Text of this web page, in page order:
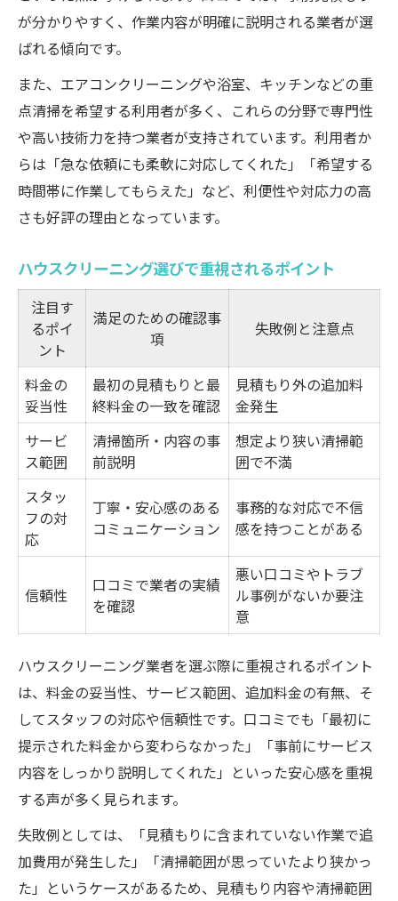
が分かりやすく、作業内容が明確に説明される業者が選
ばれる傾向です。
また、エアコンクリーニングや浴室、キッチンなどの重
点清掃を希望する利用者が多く、これらの分野で専門性
や高い技術力を持つ業者が支持されています。利用者か
らは「急な依頼にも柔軟に対応してくれた」「希望する
時間帯に作業してもらえた」など、利便性や対応力の高
さも好評の理由となっています。
ハウスクリーニング選びで重視されるポイント
注目す
るポイ
ント
満足のための確認事
項
失敗例と注意点
料金の
妥当性
最初の見積もりと最
終料金の一致を確認
見積もり外の追加料
金発生
サービ
ス範囲
清掃箇所・内容の事
前説明
想定より狭い清掃範
囲で不満
スタッ
フの対
応
丁寧・安心感のある
コミュニケーション
事務的な対応で不信
感を持つことがある
信頼性
口コミで業者の実績
を確認
悪い口コミやトラブ
ル事例がないか要注
意
ハウスクリーニング業者を選ぶ際に重視されるポイント
は、料金の妥当性、サービス範囲、追加料金の有無、そ
してスタッフの対応や信頼性です。口コミでも「最初に
提示された料金から変わらなかった」「事前にサービス
内容をしっかり説明してくれた」といった安心感を重視
する声が多く見られます。
失敗例としては、「見積もりに含まれていない作業で追
加費用が発生した」「清掃範囲が思っていたより狭かっ
た」というケースがあるため、見積もり内容や清掃範囲